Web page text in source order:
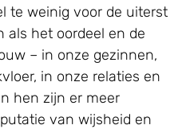
te weinig voor de uiterst
als het oordeel en de
– in onze gezinnen,
in onze relaties en
hen zijn er meer
van wijsheid en